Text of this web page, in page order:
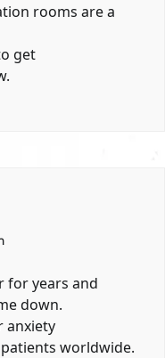
rooms are a
get
for years and
down.
anxiety
worldwide.